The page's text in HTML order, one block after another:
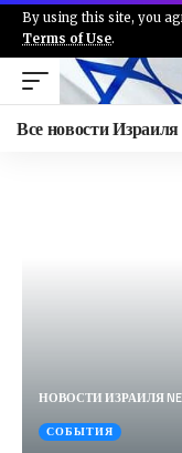
By using this site, you
Terms of Use.
Все новости
НОВОСТИ ИЗРАИЛЯ
СОБЫТИЯ